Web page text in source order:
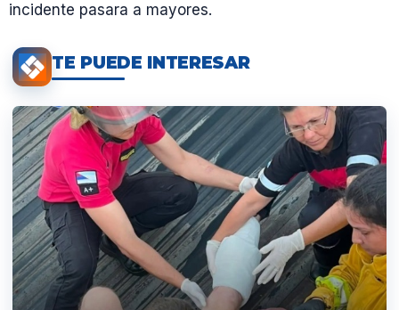
incidente pasara a mayores.
TE PUEDE INTERESAR